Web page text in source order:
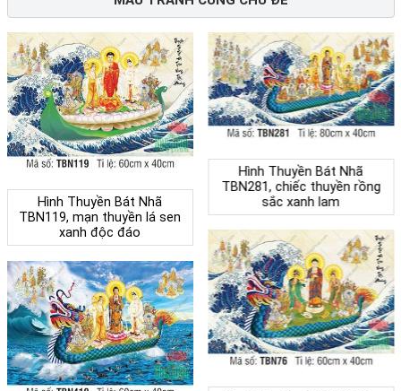
Hình Thuyền Bát Nhã
TBN119, mạn thuyền lá sen
xanh độc đáo
Hình Thuyền Bát Nhã
TBN281, chiếc thuyền rồng
sắc xanh lam